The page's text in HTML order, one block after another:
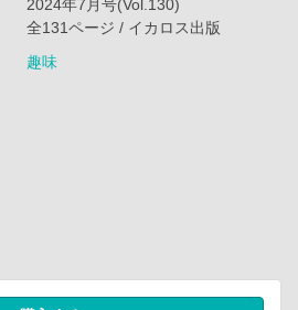
2024年7月号(Vol.130)
全131ページ / イカロス出版
趣味